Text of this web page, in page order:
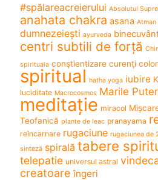
#spălareacreierului Absolutul
anahata chakra asana Atman
dumnezeiești ayurveda
centri subtili de forță
spirituala conştientizare curenţi
spiritual hatha yoga iubire
luciditate Macrocosmos Marile
meditație miracol
Teofanică plante de leac pranayama
reîncarnare rugaciune rugaciunea de
sinteză spirală tabere
telepatie universul astral
creatoare îngeri